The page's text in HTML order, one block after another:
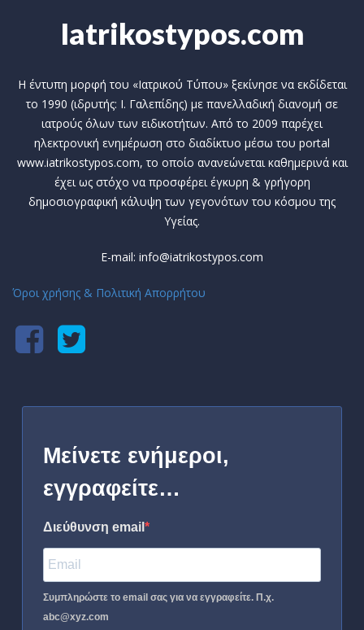
Iatrikostypos.com
Η έντυπη μορφή του «Ιατρικού Τύπου» ξεκίνησε να εκδίδεται
το 1990 (ιδρυτής: Ι. Γαλεπίδης) με πανελλαδική διανομή σε
ιατρούς όλων των ειδικοτήτων. Από το 2009 παρέχει
ηλεκτρονική ενημέρωση στο διαδίκτυο μέσω του portal
www.iatrikostypos.com, το οποίο ανανεώνεται καθημερινά και
έχει ως στόχο να προσφέρει έγκυρη & γρήγορη
δημοσιογραφική κάλυψη των γεγονότων του κόσμου της
Υγείας.
E-mail: info@iatrikostypos.com
Όροι χρήσης & Πολιτική Απορρήτου
Μείνετε ενήμεροι,
εγγραφείτε…
Διεύθυνση email
Συμπληρώστε το email σας για να εγγραφείτε. Π.χ.
abc@xyz.com